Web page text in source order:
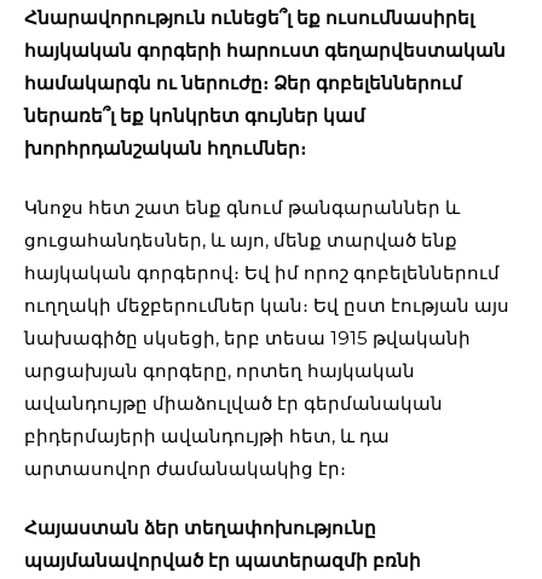
Հնարավորություն ունեցե՞լ եք ուսումնասիրել
հայկական գորգերի հարուստ գեղարվեստական
համակարգն ու ներուժը։ Ձեր գոբելեններում
ներառե՞լ եք կոնկրետ գույներ կամ
խորհրդանշական հղումներ։
Կնոջս հետ շատ ենք գնում թանգարաններ և
ցուցահանդեսներ, և այո, մենք տարված ենք
հայկական գորգերով։ Եվ իմ որոշ գոբելեններում
ուղղակի մեջբերումներ կան։ Եվ ըստ էության այս
նախագիծը սկսեցի, երբ տեսա 1915 թվականի
արցախյան գորգերը, որտեղ հայկական
ավանդույթը միաձուլված էր գերմանական
բիդերմայերի ավանդույթի հետ, և դա
արտասովոր ժամանակակից էր։
Հայաստան ձեր տեղափոխությունը
պայմանավորված էր պատերազմի բռնի